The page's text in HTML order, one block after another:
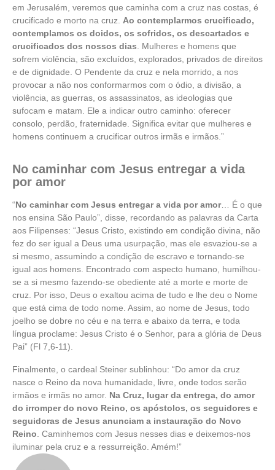
em Jerusalém, veremos que caminha com a cruz nas costas, é
crucificado e morto na cruz. Ao contemplarmos crucificado,
contemplamos os doidos, os sofridos, os descartados e
crucificados dos nossos dias . Mulheres e homens que
sofrem violência, são excluídos, explorados, privados de direitos
e de dignidade. O Pendente da cruz e nela morrido, a nos
provocar a não nos conformarmos com o ódio, a divisão, a
violência, as guerras, os assassinatos, as ideologias que
sufocam e matam. Ele a indicar outro caminho: oferecer
consolo, perdão, fraternidade. Significa evitar que mulheres e
homens continuem a crucificar outros irmãs e irmãos.”
No caminhar com Jesus entregar a vida
por amor
“No caminhar com Jesus entregar a vida por amor… É o que
nos ensina São Paulo”, disse, recordando as palavras da Carta
aos Filipenses: “Jesus Cristo, existindo em condição divina, não
fez do ser igual a Deus uma usurpação, mas ele esvaziou-se a
si mesmo, assumindo a condição de escravo e tornando-se
igual aos homens. Encontrado com aspecto humano, humilhou-
se a si mesmo fazendo-se obediente até a morte e morte de
cruz. Por isso, Deus o exaltou acima de tudo e lhe deu o Nome
que está cima de todo nome. Assim, ao nome de Jesus, todo
joelho se dobre no céu e na terra e abaixo da terra, e toda
língua proclame: Jesus Cristo é o Senhor, para a glória de Deus
Pai” (Fl 7,6-11).
Finalmente, o cardeal Steiner sublinhou: “Do amor da cruz
nasce o Reino da nova humanidade, livre, onde todos serão
irmãos e irmãs no amor. Na Cruz, lugar da entrega, do amor
do irromper do novo Reino, os apóstolos, os seguidores e
seguidoras de Jesus anunciam a instauração do Novo
Reino . Caminhemos com Jesus nesses dias e deixemos-nos
iluminar pela cruz e a ressurreição. Amém!”